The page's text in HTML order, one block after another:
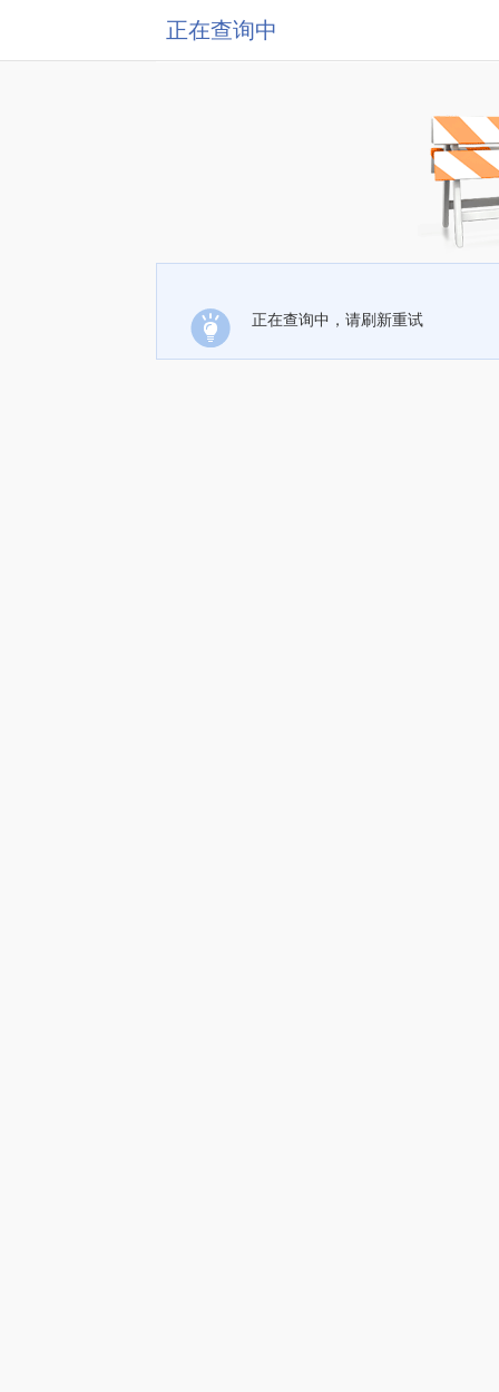
正在查询中
正在查询中，请刷新重试